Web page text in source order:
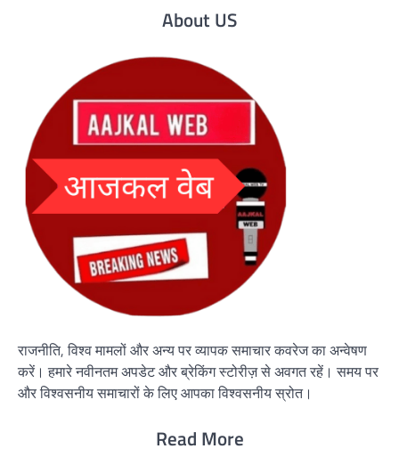
About US
राजनीति, विश्व मामलों और अन्य पर व्यापक समाचार कवरेज का अन्वेषण
करें। हमारे नवीनतम अपडेट और ब्रेकिंग स्टोरीज़ से अवगत रहें। समय पर
और विश्वसनीय समाचारों के लिए आपका विश्वसनीय स्रोत।
Read More